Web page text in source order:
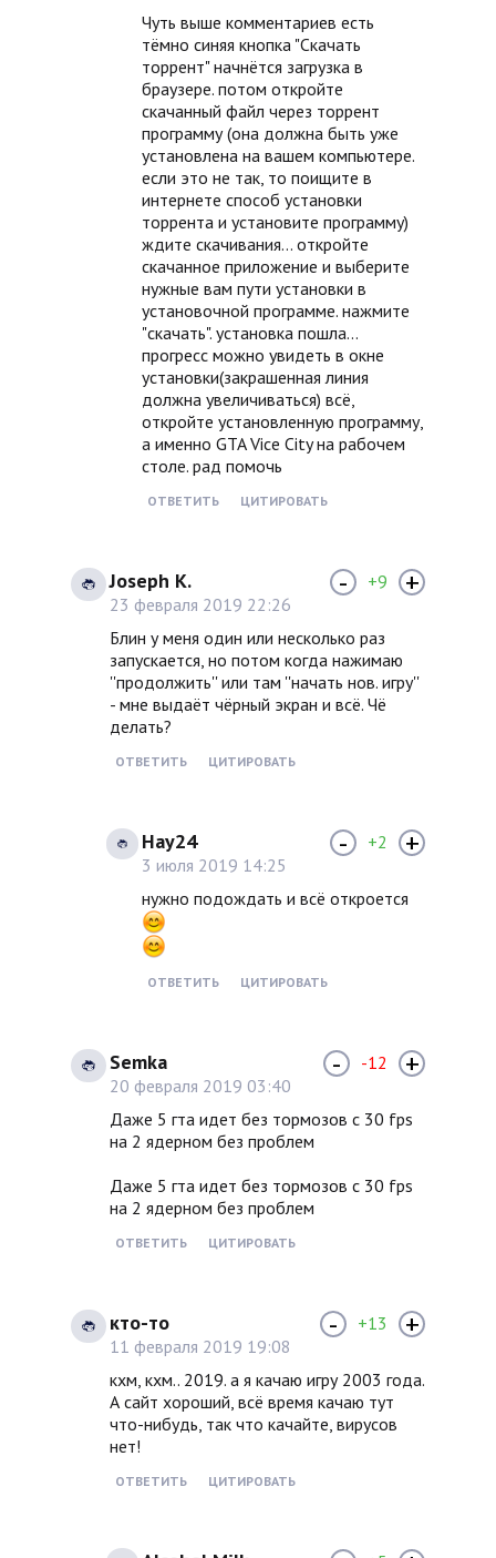
Чуть выше комментариев есть
тёмно синяя кнопка "Скачать
торрент" начнётся загрузка в
браузере. потом откройте
скачанный файл через торрент
программу (она должна быть уже
установлена на вашем компьютере.
если это не так, то поищите в
интернете способ установки
торрента и установите программу)
ждите скачивания... откройте
скачанное приложение и выберите
нужные вам пути установки в
установочной программе. нажмите
"скачать". установка пошла...
прогресс можно увидеть в окне
установки(закрашенная линия
должна увеличиваться) всё,
откройте установленную программу,
а именно GTA Vice City на рабочем
столе. рад помочь
ОТВЕТИТЬ ЦИТИРОВАТЬ
Joseph K.
23 февраля 2019 22:26
Блин у меня один или несколько раз
запускается, но потом когда нажимаю
''продолжить'' или там ''начать нов. игру''
- мне выдаёт чёрный экран и всё. Чё
делать?
ОТВЕТИТЬ ЦИТИРОВАТЬ
- +9 +
Hay24
3 июля 2019 14:25
нужно подождать и всё откроется
ОТВЕТИТЬ ЦИТИРОВАТЬ
- +2 +
Semka
20 февраля 2019 03:40
Даже 5 гта идет без тормозов с 30 fps
на 2 ядерном без проблем
Даже 5 гта идет без тормозов с 30 fps
на 2 ядерном без проблем
ОТВЕТИТЬ ЦИТИРОВАТЬ
- -12 +
кто-то
11 февраля 2019 19:08
кхм, кхм.. 2019. а я качаю игру 2003 года.
А сайт хороший, всё время качаю тут
что-нибудь, так что качайте, вирусов
нет!
ОТВЕТИТЬ ЦИТИРОВАТЬ
- +13 +